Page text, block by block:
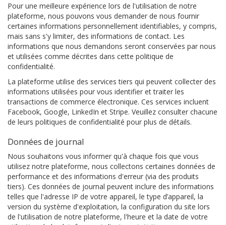
Pour une meilleure expérience lors de l'utilisation de notre
plateforme, nous pouvons vous demander de nous fournir
certaines informations personnellement identifiables, y compris,
mais sans s'y limiter, des informations de contact. Les
informations que nous demandons seront conservées par nous
et utilisées comme décrites dans cette politique de
confidentialité.
La plateforme utilise des services tiers qui peuvent collecter des
informations utilisées pour vous identifier et traiter les
transactions de commerce électronique. Ces services incluent
Facebook, Google, LinkedIn et Stripe. Veuillez consulter chacune
de leurs politiques de confidentialité pour plus de détails.
Données de journal
Nous souhaitons vous informer qu'à chaque fois que vous
utilisez notre plateforme, nous collectons certaines données de
performance et des informations d'erreur (via des produits
tiers). Ces données de journal peuvent inclure des informations
telles que l'adresse IP de votre appareil, le type d’appareil, la
version du système d'exploitation, la configuration du site lors
de l'utilisation de notre plateforme, l'heure et la date de votre